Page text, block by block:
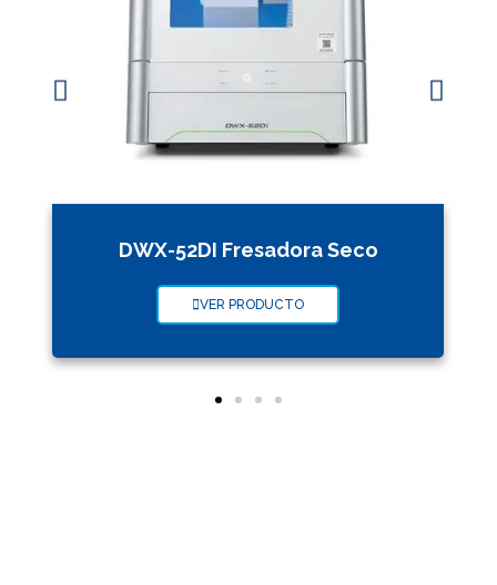
DWX-52DI Fresadora Seco
VER PRODUCTO